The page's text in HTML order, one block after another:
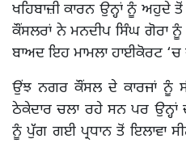
ਖਹਿਬਾਜ਼ੀ ਕਾਰਨ ਉਨ੍ਹਾਂ ਨੂੰ ਅਹੁਦੇ
ਕੌਂਸਲਰਾਂ ਨੇ ਮਨਦੀਪ ਸਿੰਘ ਗੋਰਾ
ਬਾਅਦ ਇਹ ਮਾਮਲਾ ਹਾਈਕੋਰਟ
ਉਂਝ ਨਗਰ ਕੌਂਸਲ ਦੇ ਕਾਰਜਾਂ ਨੂੰ
ਠੇਕੇਦਾਰ ਚਲਾ ਰਹੇ ਸਨ ਪਰ
ਨੂੰ ਪੁੱਗ ਗਈ ਪ੍ਰਧਾਨ ਤੋਂ ਇਲਾਵਾ